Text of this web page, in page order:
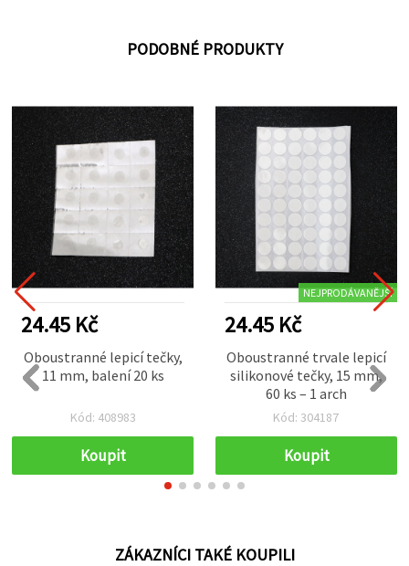
PODOBNÉ PRODUKTY
24.45 Kč
Oboustranné lepicí tečky,
11 mm, balení 20 ks
Kód: 408983
Koupit
NEJPRODÁVANĚJŠÍ
24.45 Kč
Oboustranné trvale lepicí
silikonové tečky, 15 mm,
60 ks – 1 arch
Kód: 304187
Koupit
ZÁKAZNÍCI TAKÉ KOUPILI